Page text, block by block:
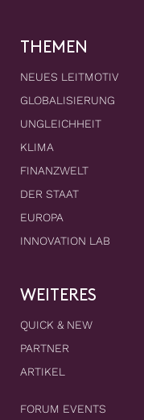
THEMEN
NEUES LEITMOTIV
GLOBALISIERUNG
UNGLEICHHEIT
KLIMA
FINANZWELT
DER STAAT
EUROPA
INNOVATION LAB
WEITERES
QUICK & NEW
PARTNER
ARTIKEL
FORUM EVENTS